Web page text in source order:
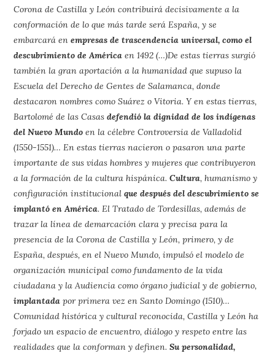
Corona de Castilla y León contribuirá decisivamente a la
conformación de lo que más tarde será España, y se
embarcará enempresas de trascendencia universal, como el
descubrimiento de América en 1492 (…)De estas tierras surgió
también la gran aportación a la humanidad que supuso la
Escuela del Derecho de Gentes de Salamanca, donde
destacaron nombres como Suárez o Vitoria. Y en estas tierras,
Bartolomé de las Casasdefendió la dignidad de los indígenas
del Nuevo Mundo en la célebre Controversia de Valladolid
(1550-1551)… En estas tierras nacieron o pasaron una parte
importante de sus vidas hombres y mujeres que contribuyeron
a la formación de la cultura hispánica.Cultura, humanismo y
configuración institucionalque después del descubrimiento se
implantó en América. El Tratado de Tordesillas, además de
trazar la línea de demarcación clara y precisa para la
presencia de la Corona de Castilla y León, primero, y de
España, después, en el Nuevo Mundo, impulsó el modelo de
organización municipal como fundamento de la vida
ciudadana y la Audiencia como órgano judicial y de gobierno,
implantada por primera vez en Santo Domingo (1510)…
Comunidad histórica y cultural reconocida, Castilla y León ha
forjado un espacio de encuentro, diálogo y respeto entre las
realidades que la conforman y definen.Su personalidad,